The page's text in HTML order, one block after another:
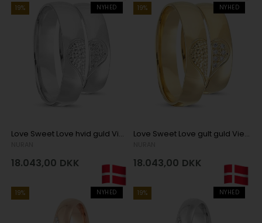
NYHED
19%
Love Sweet Love hvid guld Vielsesringe med 7 stk diamanter Wesselton SI
18.043,00 DKK
NYHED
19%
Love Sweet Love gult guld Vielsesringe med 7 stk diamanter Wesselton SI
18.043,00 DKK
NYHED
19% NYHED
19%